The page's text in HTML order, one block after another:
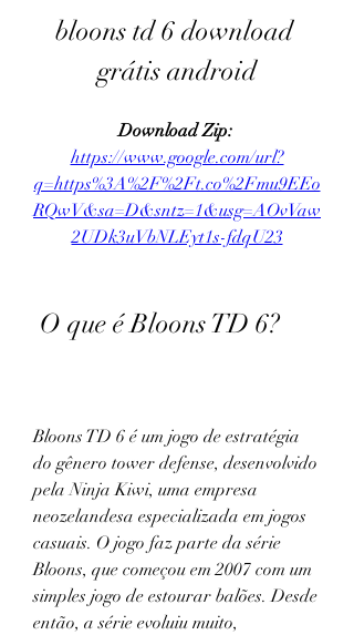
bloons td 6 download
grátis android
Download Zip:
https://www.google.com/url?
q=https%3A%2F%2Ft.co%2Fmu9EEo
RQwV&sa=D&sntz=1&usg=AOvVaw
2UDk3uVbNLEyt1s-fdqU23
O que é Bloons TD 6?
Bloons TD 6 é um jogo de estratégia
do gênero tower defense, desenvolvido
pela Ninja Kiwi, uma empresa
neozelandesa especializada em jogos
casuais. O jogo faz parte da série
Bloons, que começou em 2007 com um
simples jogo de estourar balões. Desde
então, a série evoluiu muito,